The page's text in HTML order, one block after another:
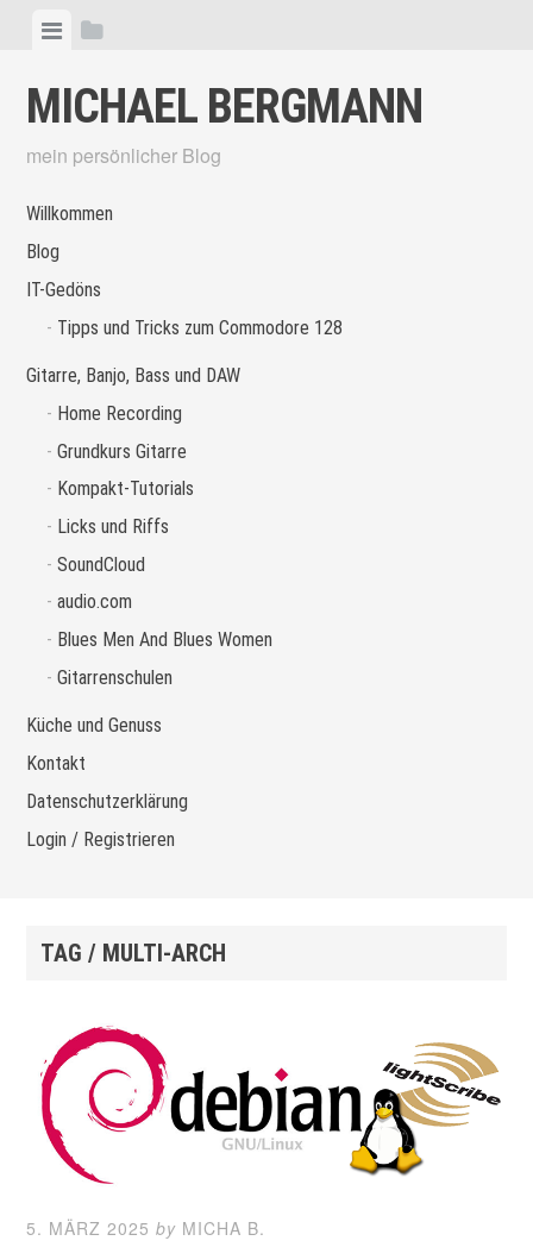
Skip
content
ViewView
MICHAEL BERGMANN
mein persönlicher Blog
Willkommen
Blog
IT-Gedöns
Tipps und Tricks zum Commodore 128
Gitarre, Banjo, Bass und DAW
Home Recording
Grundkurs Gitarre
Kompakt-Tutorials
Licks und Riffs
SoundCloud
audio.com
Blues Men And Blues Women
Gitarrenschulen
Küche und Genuss
Kontakt
Datenschutzerklärung
Login / Registrieren
TAG / MULTI-ARCH
5. MÄRZ 2025 by MICHA B.